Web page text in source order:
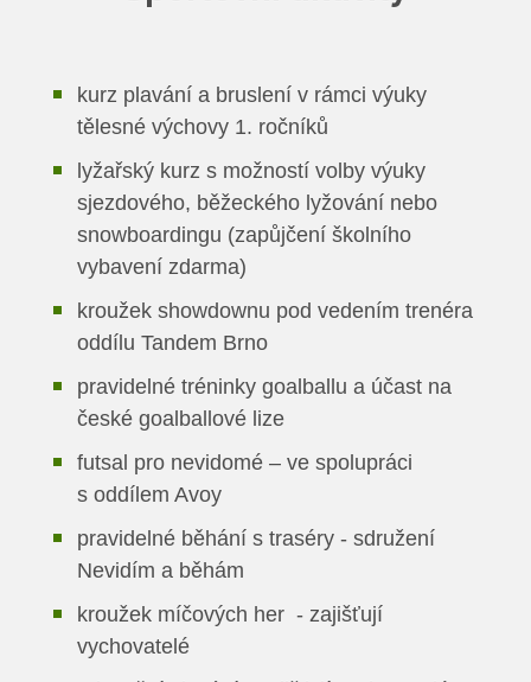
kurz plavání a bruslení v rámci výuky
tělesné výchovy 1. ročníků
lyžařský kurz s možností volby výuky
sjezdového, běžeckého lyžování nebo
snowboardingu (zapůjčení školního
vybavení zdarma)
kroužek showdownu pod vedením trenéra
oddílu Tandem Brno
pravidelné tréninky goalballu a účast na
české goalballové lize
futsal pro nevidomé – ve spolupráci
s oddílem Avoy
pravidelné běhání s traséry - sdružení
Nevidím a běhám
kroužek míčových her - zajišťují
vychovatelé